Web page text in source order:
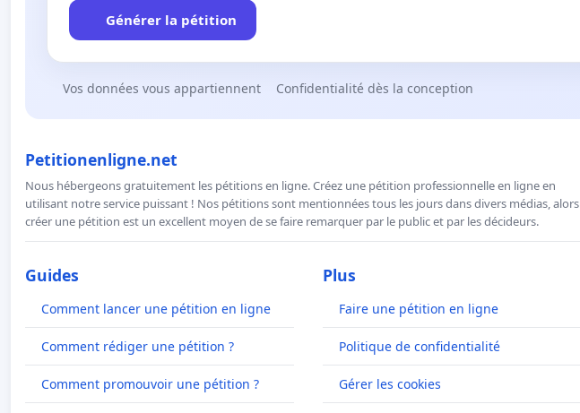
Générer la pétition
Vos données vous appartiennent Confidentialité dès la conception
Petitionenligne.net
Nous hébergeons gratuitement les pétitions en ligne. Créez une pétition professionnelle en ligne en
utilisant notre service puissant ! Nos pétitions sont mentionnées tous les jours dans divers médias, alors
créer une pétition est un excellent moyen de se faire remarquer par le public et par les décideurs.
Guides
Comment lancer une pétition en ligne
Comment rédiger une pétition ?
Comment promouvoir une pétition ?
Plus
Faire une pétition en ligne
Politique de confidentialité
Gérer les cookies